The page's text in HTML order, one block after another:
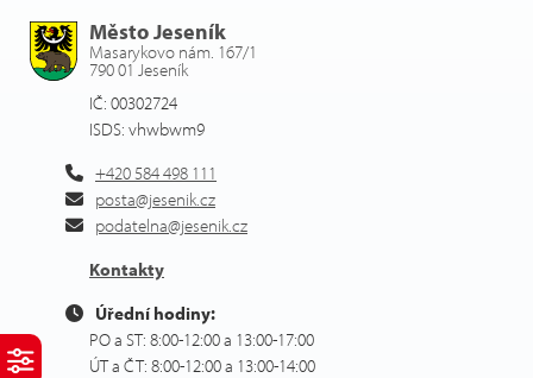
Město Jeseník
Masarykovo nám. 167/1
790 01 Jeseník
IČ: 00302724
ISDS: vhwbwm9
+420 584 498 111
posta@jesenik.cz
podatelna@jesenik.cz
Kontakty
Úřední hodiny:
PO a ST: 8:00-12:00 a 13:00-17:00
ÚT a ČT: 8:00-12:00 a 13:00-14:00